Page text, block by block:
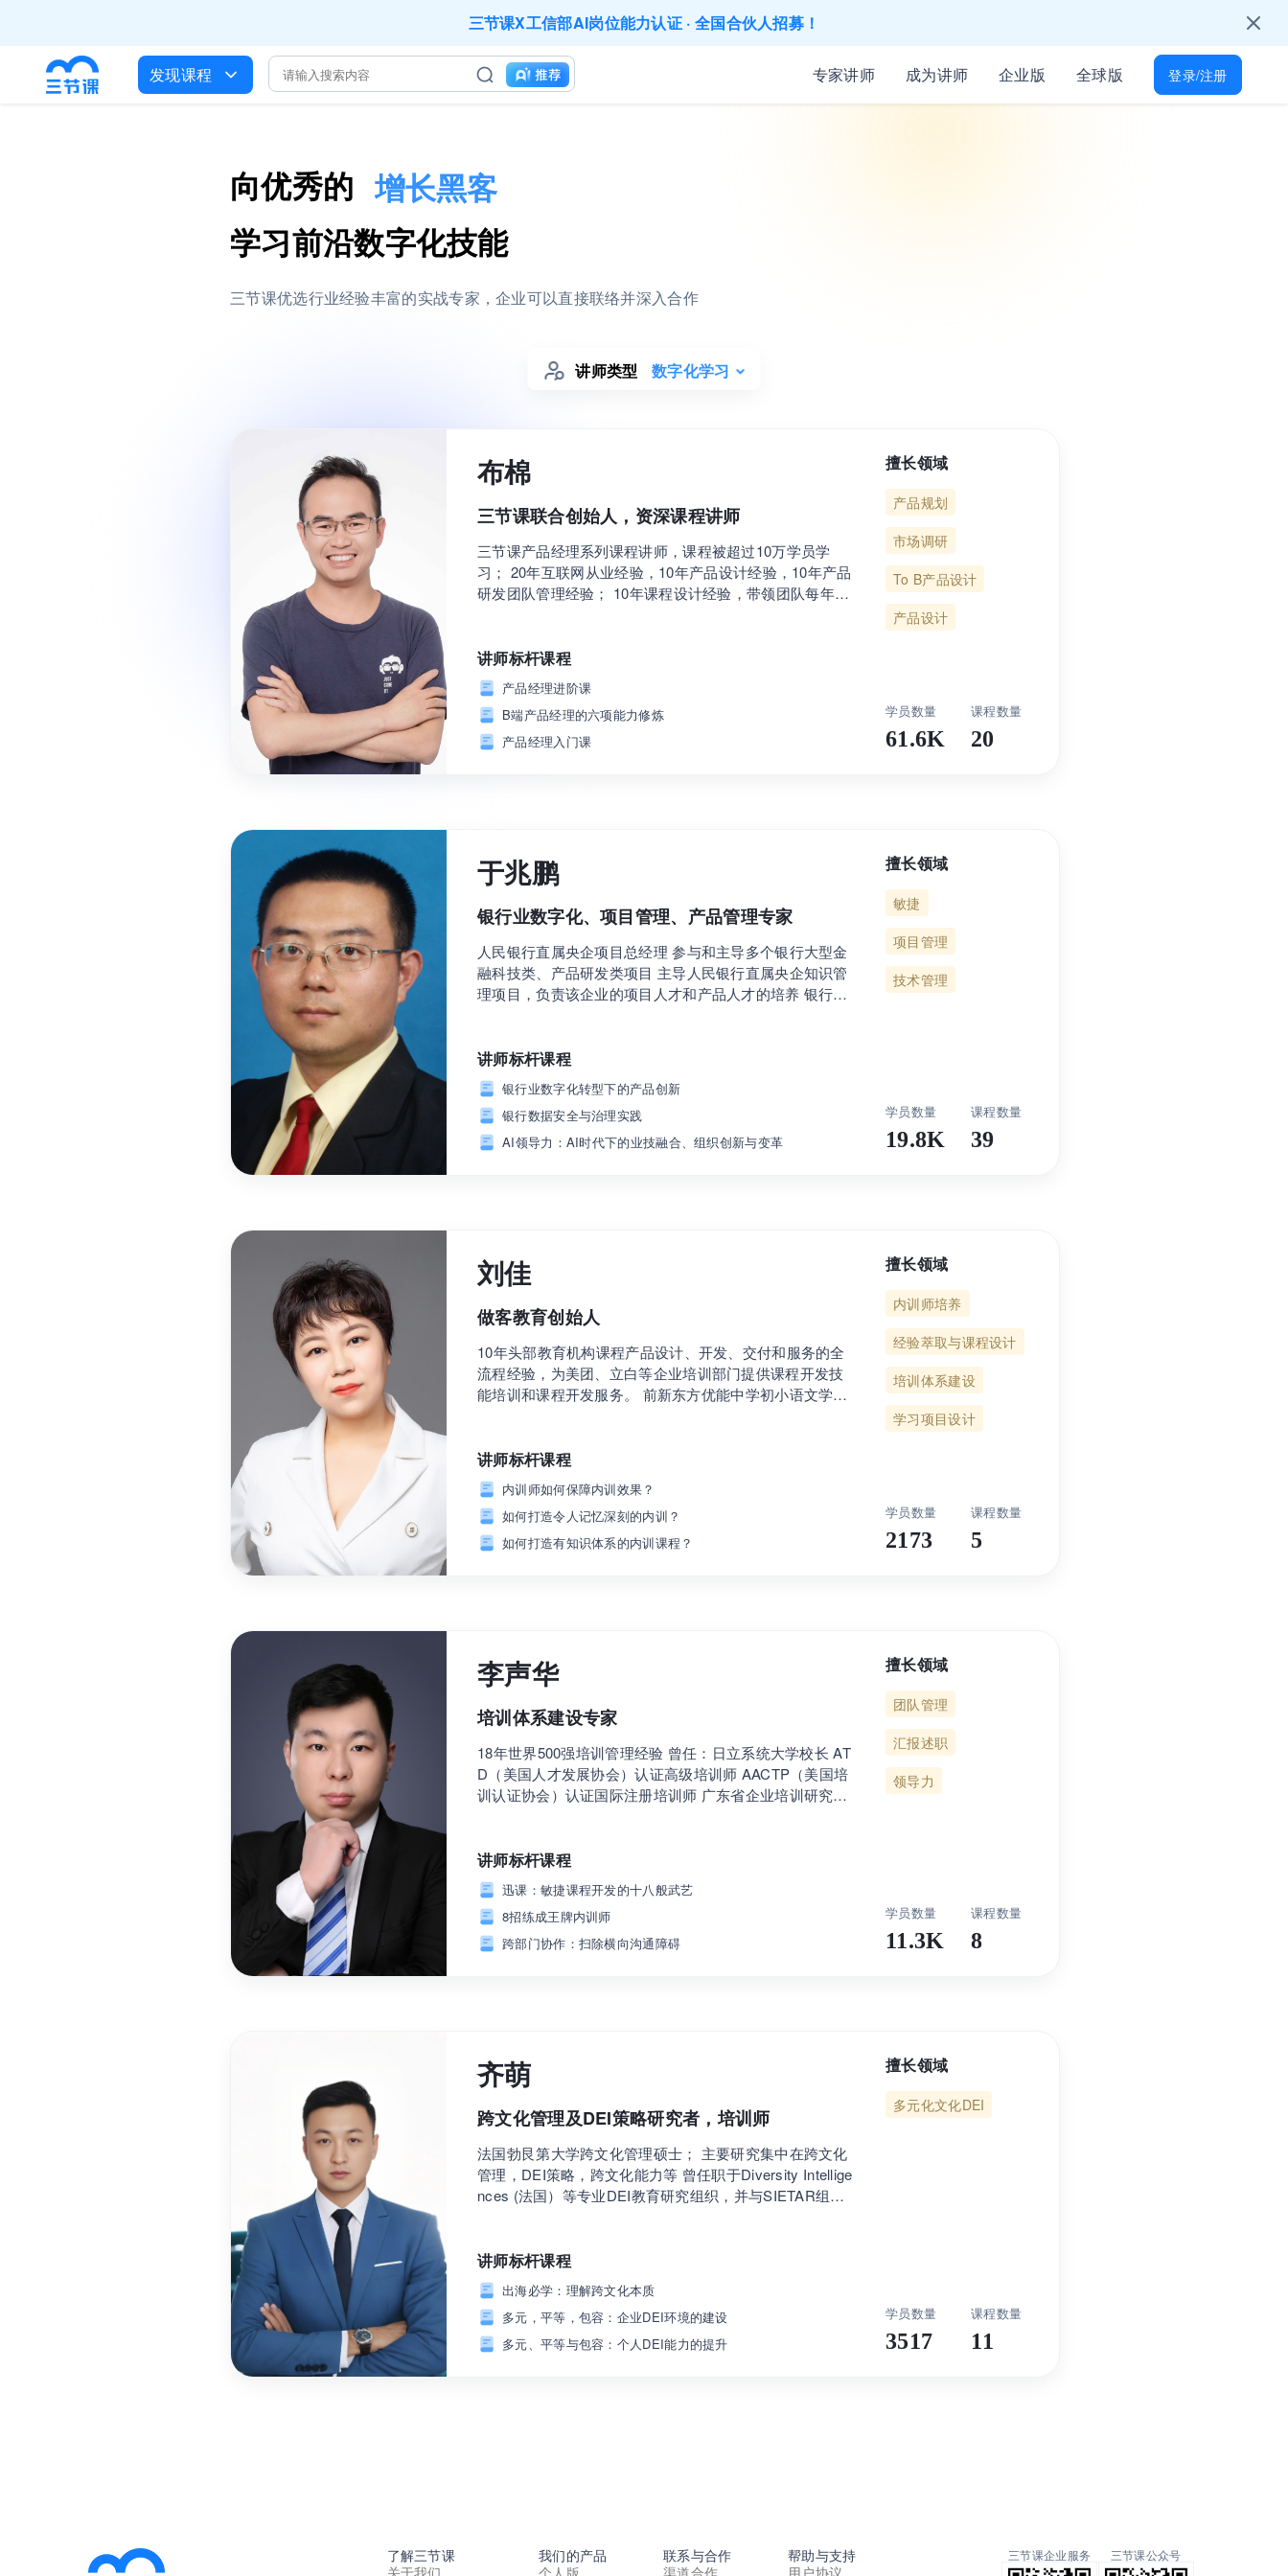
全员AI应用难落地？1000门课程覆盖企业全岗位应用，快点加入AIGC学习节吧～
培训人只给员工找学习资源，却忘记自己也要成长提升？90天免费学习期限只为培训人开放
出海业务到底要落地哪些国家才合适？国别文化与扶持政策均在这里能找到
企业正处于快速成长期，但员工能力跟不上发展？8000门课程解决成长型企业所有岗位技能差距
三节课X工信部AI岗位能力认证 · 全国合伙人招募！
发现课程 专家讲师 成为讲师 企业版 全球版 登录/注册
向优秀的 增长黑客
大客户销售
学习前沿数字化技能
三节课优选行业经验丰富的实战专家，企业可以直接联络并深入合作
讲师类型 数字化学习
布棉
三节课联合创始人，资深课程讲师
三节课产品经理系列课程讲师，课程被超过10万学员学
习； 20年互联网从业经验，10年产品设计经验，10年产品
研发团队管理经验； 10年课程设计经验，带领团队每年帮
务专家设计在线课程的专业书籍。
讲师标杆课程
产品经理进阶课
B端产品经理的六项能力修炼
产品经理入门课
擅长领域
产品规划
市场调研
To B产品设计
产品设计
61.6K 20
于兆鹏
银行业数字化、项目管理、产品管理专家
人民银行直属央企项目总经理 参与和主导多个银行大型金
融科技类、产品研发类项目 主导人民银行直属央企知识管
理项目，负责该企业的项目人才和产品人才的培养 银行业
专著，出版《银行业营销管理实战精析》、《银行业产品
管理实战精析》、《银行业项目管理实战精析》、《银行
业知识管理实战精析》等行业实战系列丛书，总结1000多
个银行业数字化、营销风控双融合、项目管理、产品管理
等实战案例。
讲师标杆课程
银行业数字化转型下的产品创新
银行数据安全与治理实践
AI领导力：AI时代下的业技融合、组织创新与变革
擅长领域
敏捷
项目管理
技术管理
19.8K 39
刘佳
做客教育创始人
10年头部教育机构课程产品设计、开发、交付和服务的全
流程经验，为美团、立白等企业培训部门提供课程开发技
能培训和课程开发服务。 前新东方优能中学初小语文学科
课业务中台负责人。
讲师标杆课程
内训师如何保障内训效果？
如何打造令人记忆深刻的内训？
如何打造有知识体系的内训课程？
擅长领域
内训师培养
经验萃取与课程设计
培训体系建设
学习项目设计
2173 5
李声华
培训体系建设专家
18年世界500强培训管理经验 曾任：日立系统大学校长 AT
D（美国人才发展协会）认证高级培训师 AACTP（美国培
训认证协会）认证国际注册培训师 广东省企业培训研究会
讲师标杆课程
迅课：敏捷课程开发的十八般武艺
8招练成王牌内训师
跨部门协作：扫除横向沟通障碍
擅长领域
团队管理
汇报述职
领导力
11.3K 8
齐萌
跨文化管理及DEI策略研究者，培训师
法国勃艮第大学跨文化管理硕士； 主要研究集中在跨文化
管理，DEI策略，跨文化能力等 曾任职于Diversity Intellige
nces (法国）等专业DEI教育研究组织，并与SIETAR组织
育》等； 三大洲二十多国工作，学习，旅居经验。
讲师标杆课程
出海必学：理解跨文化本质
多元，平等，包容：企业DEI环境的建设
多元、平等与包容：个人DEI能力的提升
擅长领域
多元化文化DEI
3517 11
了解三节课
我们的产品
联系与合作
帮助与支持
三节课企业服务 三节课公众号